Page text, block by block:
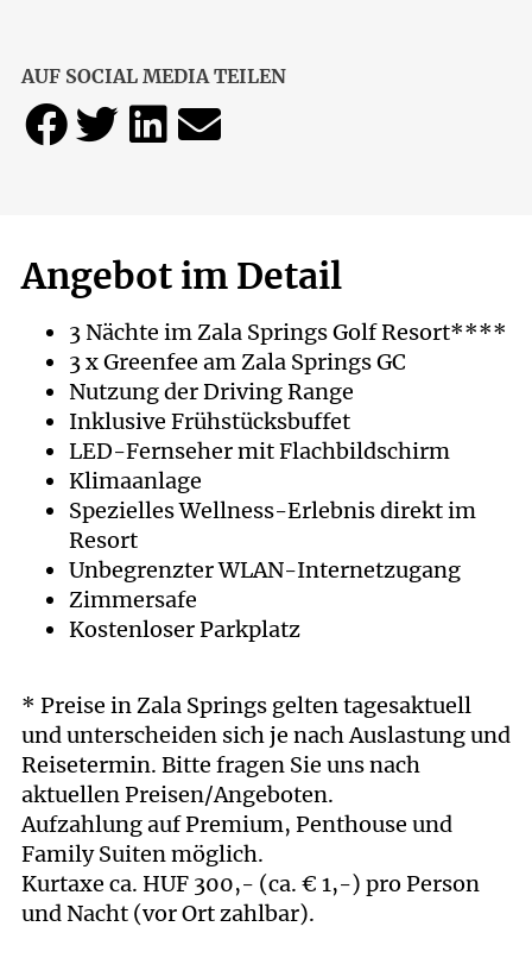
AUF SOCIAL MEDIA TEILEN
Angebot im Detail
3 Nächte im Zala Springs Golf Resort****
3 x Greenfee am Zala Springs GC
Nutzung der Driving Range
Inklusive Frühstücksbuffet
LED-Fernseher mit Flachbildschirm
Klimaanlage
Spezielles Wellness-Erlebnis direkt im
Resort
Unbegrenzter WLAN-Internetzugang
Zimmersafe
Kostenloser Parkplatz
* Preise in Zala Springs gelten tagesaktuell
und unterscheiden sich je nach Auslastung und
Reisetermin. Bitte fragen Sie uns nach
aktuellen Preisen/Angeboten.
Aufzahlung auf Premium, Penthouse und
Family Suiten möglich.
Kurtaxe ca. HUF 300,- (ca. € 1,-) pro Person
und Nacht (vor Ort zahlbar).